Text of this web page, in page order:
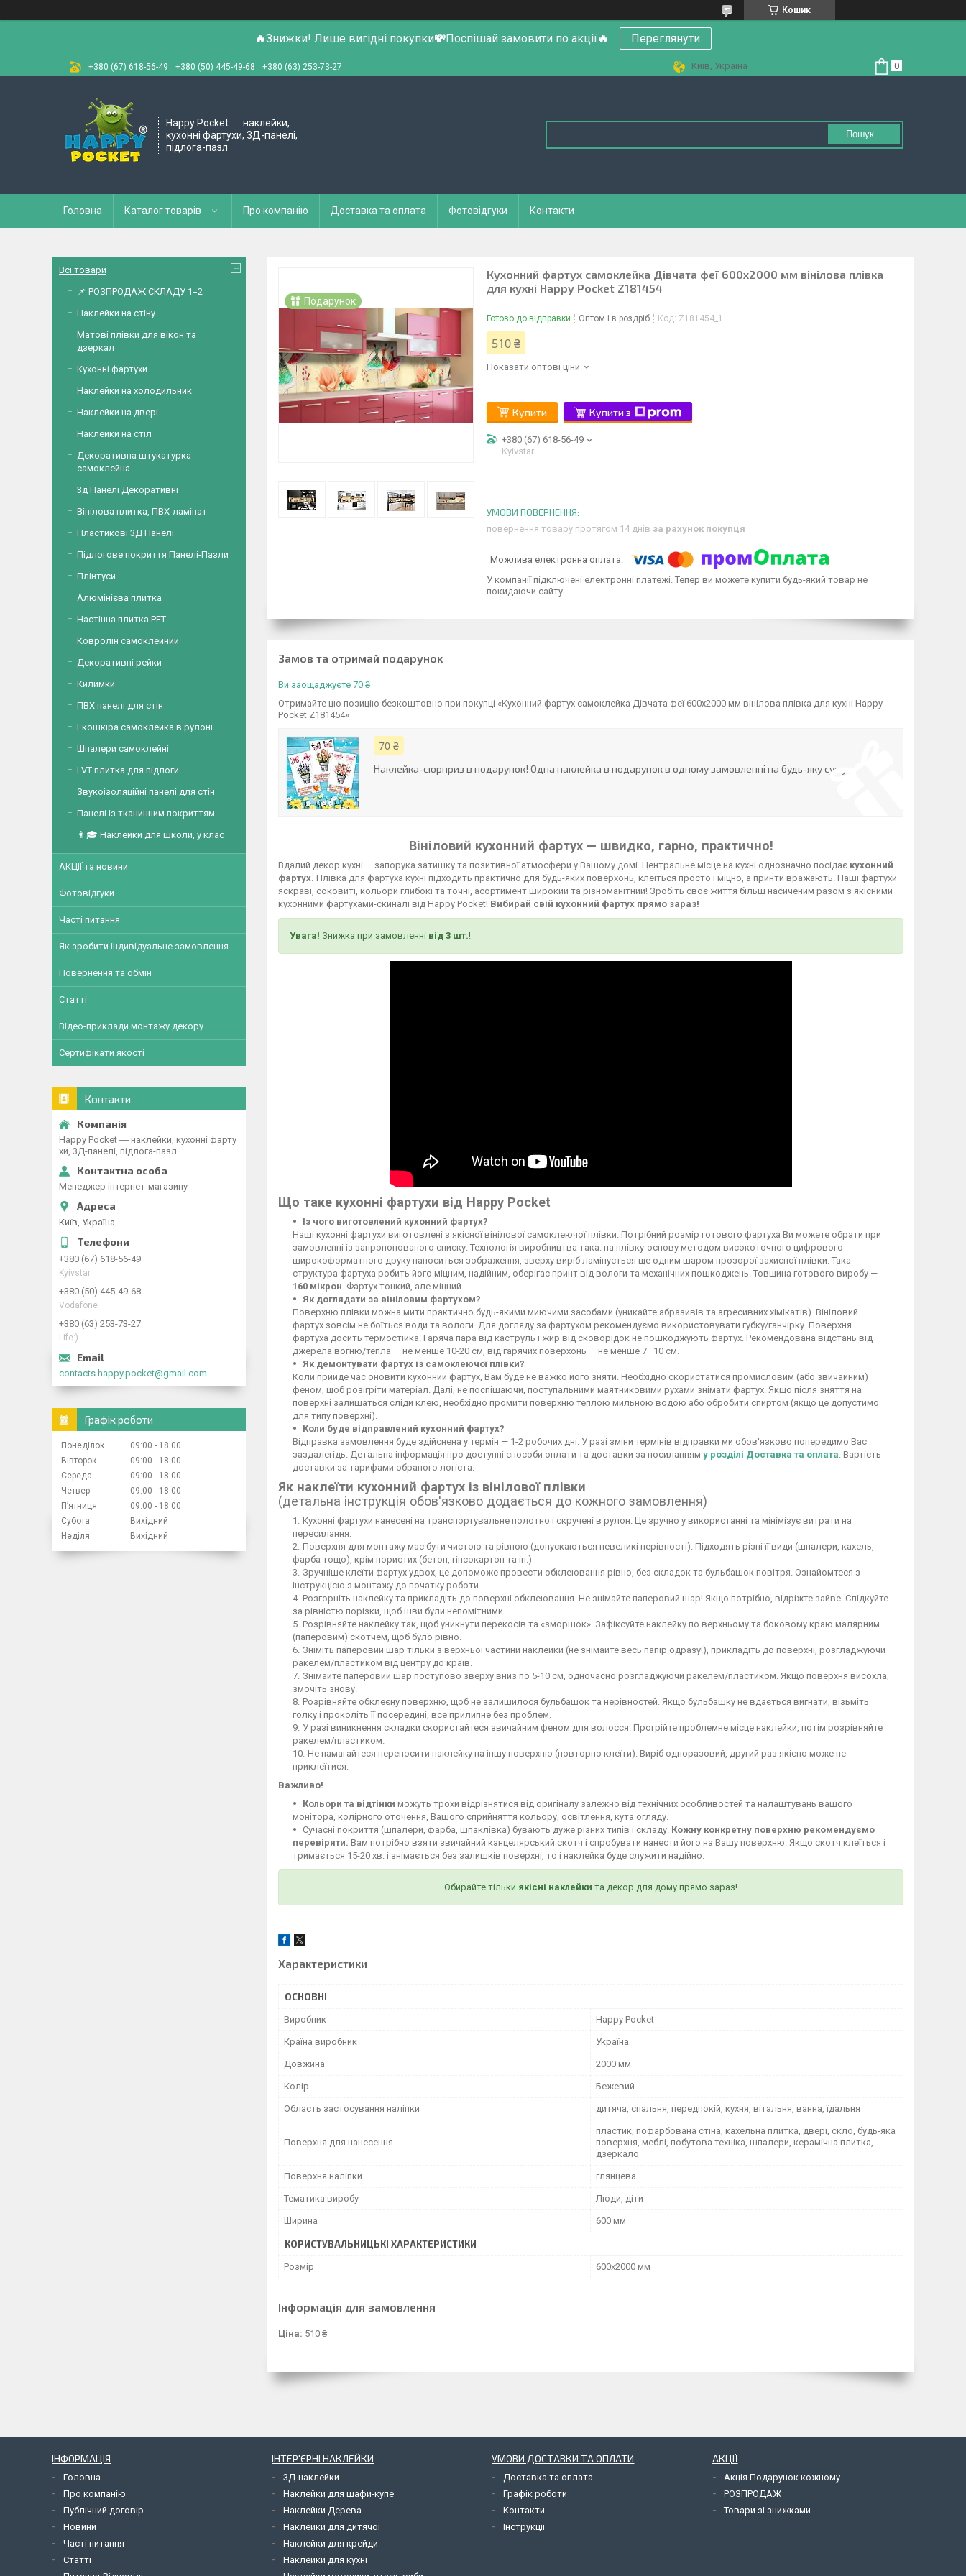
Кошик
🔥Знижки! Лише вигідні покупки💸Поспішай замовити по акції🔥 Переглянути
+380 (67) 618-56-49 +380 (50) 445-49-68 +380 (63) 253-73-27 Київ, Україна
Happy Pocket ― наклейки,
кухонні фартухи, 3Д-панелі,
підлога-пазл
Пошук...
Головна Каталог товарів Про компанію Доставка та оплата Фотовідгуки Контакти
Подарунок
Кухонний фартух самоклейка Дівчата феї 600х2000 мм вінілова плівка
для кухні Happy Pocket Z181454
Готово до відправки Оптом і в роздріб Код: Z181454_1
510 ₴
Показати оптові ціни
Купити Купити з
+380 (67) 618-56-49
Kyivstar
повернення товару протягом 14 днів за рахунок покупця
У компанії підключені електронні платежі. Тепер ви можете купити будь-який товар не
покидаючи сайту.
Замов та отримай подарунок
Ви заощаджуєте 70 ₴
Отримайте цю позицію безкоштовно при покупці «Кухонний фартух самоклейка Дівчата феї 600х2000 мм вінілова плівка для кухні Happy
Pocket Z181454»
70 ₴
Наклейка-сюрприз в подарунок! Одна наклейка в подарунок в одному замовленні на будь-яку суму
Вініловий кухонний фартух — швидко, гарно, практично!
Вдалий декор кухні — запорука затишку та позитивної атмосфери у Вашому домі. Центральне місце на кухні однозначно посідає кухонний
фартух. Плівка для фартуха кухні підходить практично для будь-яких поверхонь, клеїться просто і міцно, а принти вражають. Наші фартухи
яскраві, соковиті, кольори глибокі та точні, асортимент широкий та різноманітний! Зробіть своє життя більш насиченим разом з якісними
кухонними фартухами-скиналі від Happy Pocket! Вибирай свій кухонний фартух прямо зараз!
Увага! Знижка при замовленні від 3 шт.!
Що таке кухонні фартухи від Happy Pocket
Із чого виготовлений кухонний фартух?
Наші кухонні фартухи виготовлені з якісної вінілової самоклеючої плівки. Потрібний розмір готового фартуха Ви можете обрати при
замовленні із запропонованого списку. Технологія виробництва така: на плівку-основу методом високоточного цифрового
широкоформатного друку наноситься зображення, зверху виріб ламінується ще одним шаром прозорої захисної плівки. Така
структура фартуха робить його міцним, надійним, оберігає принт від вологи та механічних пошкоджень. Товщина готового виробу —
160 мікрон . Фартух тонкий, але міцний.
Як доглядати за вініловим фартухом?
Поверхню плівки можна мити практично будь-якими миючими засобами (уникайте абразивів та агресивних хімікатів). Вініловий
фартух зовсім не боїться води та вологи. Для догляду за фартухом рекомендуємо використовувати губку/ганчірку. Поверхня
фартуха досить термостійка. Гаряча пара від каструль і жир від сковорідок не пошкоджують фартух. Рекомендована відстань від
джерела вогню/тепла — не менше 10-20 см, від гарячих поверхонь — не менше 7–10 см.
Як демонтувати фартух із самоклеючої плівки?
Коли прийде час оновити кухонний фартух, Вам буде не важко його зняти. Необхідно скористатися промисловим (або звичайним)
феном, щоб розігріти матеріал. Далі, не поспішаючи, поступальними маятниковими рухами знімати фартух. Якщо після зняття на
поверхні залишаться сліди клею, необхідно промити поверхню теплою мильною водою або обробити спиртом (якщо це допустимо
для типу поверхні).
Коли буде відправлений кухонний фартух?
Відправка замовлення буде здійснена у термін — 1-2 робочих дні. У разі зміни термінів відправки ми обов'язково попередимо Вас
заздалегідь. Детальна інформація про доступні способи оплати та доставки за посиланням у розділі Доставка та оплата . Вартість
доставки за тарифами обраного логіста.
Як наклеїти кухонний фартух із вінілової плівки
(детальна інструкція обов'язково додається до кожного замовлення)
Кухонні фартухи нанесені на транспортувальне полотно і скручені в рулон. Це зручно у використанні та мінімізує витрати на
пересилання.
Поверхня для монтажу має бути чистою та рівною (допускаються невеликі нерівності). Підходять різні її види (шпалери, кахель,
фарба тощо), крім пористих (бетон, гіпсокартон та ін.)
Зручніше клеїти фартух удвох, це допоможе провести обклеювання рівно, без складок та бульбашок повітря. Ознайомтеся з
інструкцією з монтажу до початку роботи.
Розгорніть наклейку та прикладіть до поверхні обклеювання. Не знімайте паперовий шар! Якщо потрібно, відріжте зайве. Слідкуйте
за рівністю порізки, щоб шви були непомітними.
Розрівняйте наклейку так, щоб уникнути перекосів та «зморшок». Зафіксуйте наклейку по верхньому та боковому краю малярним
(паперовим) скотчем, щоб було рівно.
Зніміть паперовий шар тільки з верхньої частини наклейки (не знімайте весь папір одразу!), прикладіть до поверхні, розгладжуючи
ракелем/пластиком від центру до країв.
Знімайте паперовий шар поступово зверху вниз по 5-10 см, одночасно розгладжуючи ракелем/пластиком. Якщо поверхня висохла,
змочіть знову.
Розрівняйте обклеєну поверхню, щоб не залишилося бульбашок та нерівностей. Якщо бульбашку не вдається вигнати, візьміть
голку і проколіть її посередині, все прилипне без проблем.
У разі виникнення складки скористайтеся звичайним феном для волосся. Прогрійте проблемне місце наклейки, потім розрівняйте
ракелем/пластиком.
Не намагайтеся переносити наклейку на іншу поверхню (повторно клеїти). Виріб одноразовий, другий раз якісно може не
приклеїтися.
Важливо!
Кольори та відтінки можуть трохи відрізнятися від оригіналу залежно від технічних особливостей та налаштувань вашого
монітора, колірного оточення, Вашого сприйняття кольору, освітлення, кута огляду.
Сучасні покриття (шпалери, фарба, шпаклівка) бувають дуже різних типів і складу. Кожну конкретну поверхню рекомендуємо
перевіряти. Вам потрібно взяти звичайний канцелярський скотч і спробувати нанести його на Вашу поверхню. Якщо скотч клеїться і
тримається 15-20 хв. і знімається без залишків поверхні, то і наклейка буде служити надійно.
Обирайте тільки якісні наклейки та декор для дому прямо зараз!
Характеристики
ОСНОВНІ
Виробник Happy Pocket
Країна виробник Україна
Довжина 2000 мм
Колір Бежевий
Область застосування наліпки дитяча, спальня, передпокій, кухня, вітальня, ванна, їдальня
Поверхня для нанесення
пластик, пофарбована стіна, кахельна плитка, двері, скло, будь-яка
поверхня, меблі, побутова техніка, шпалери, керамічна плитка,
дзеркало
Поверхня наліпки глянцева
Тематика виробу Люди, діти
Ширина 600 мм
КОРИСТУВАЛЬНИЦЬКІ ХАРАКТЕРИСТИКИ
Розмір 600х2000 мм
Інформація для замовлення
Ціна: 510 ₴
Всі товари
📌 РОЗПРОДАЖ СКЛАДУ 1=2
Наклейки на стіну
Матові плівки для вікон та
дзеркал
Кухонні фартухи
Наклейки на холодильник
Наклейки на двері
Наклейки на стіл
Декоративна штукатурка
самоклейна
3д Панелі Декоративні
Вінілова плитка, ПВХ-ламінат
Пластикові 3Д Панелі
Підлогове покриття Панелі-Пазли
Плінтуси
Алюмінієва плитка
Настінна плитка PET
Ковролін самоклейний
Декоративні рейки
Килимки
ПВХ панелі для стін
Екошкіра самоклейка в рулоні
Шпалери самоклейні
LVT плитка для підлоги
Звукоізоляційні панелі для стін
Панелі із тканинним покриттям
👨🎓 Наклейки для школи, у клас
АКЦІЇ та новини
Фотовідгуки
Часті питання
Як зробити індивідуальне замовлення
Повернення та обмін
Статті
Відео-приклади монтажу декору
Сертифікати якості
Контакти
Happy Pocket ― наклейки, кухонні фарту
хи, 3Д-панелі, підлога-пазл
Менеджер інтернет-магазину
Київ, Україна
+380 (67) 618-56-49
Kyivstar
+380 (50) 445-49-68
Vodafone
+380 (63) 253-73-27
Life:)
contacts.happy.pocket@gmail.com
Графік роботи
Понеділок 09:00
18:00
Вівторок
09:00
18:00
Середа
09:00
18:00
Четвер
09:00
18:00
Пʼятниця
09:00
18:00
Субота
Вихідний
Неділя
Вихідний
ІНФОРМАЦІЯ
Головна
Про компанію
Публічний договір
Новини
Часті питання
Статті
ІНТЕР'ЄРНІ НАКЛЕЙКИ
3Д-наклейки
Наклейки для шафи-купе
Наклейки Дерева
Наклейки для дитячої
Наклейки для крейди
Наклейки для кухні
УМОВИ ДОСТАВКИ ТА ОПЛАТИ
Доставка та оплата
Графік роботи
Контакти
Інструкції
АКЦІЇ
Акція Подарунок кожному
РОЗПРОДАЖ
Товари зі знижками